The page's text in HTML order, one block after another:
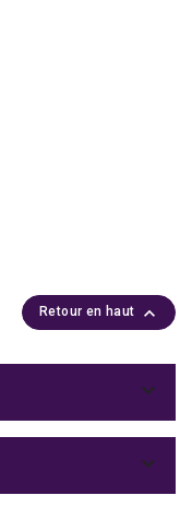
Retour en haut 

